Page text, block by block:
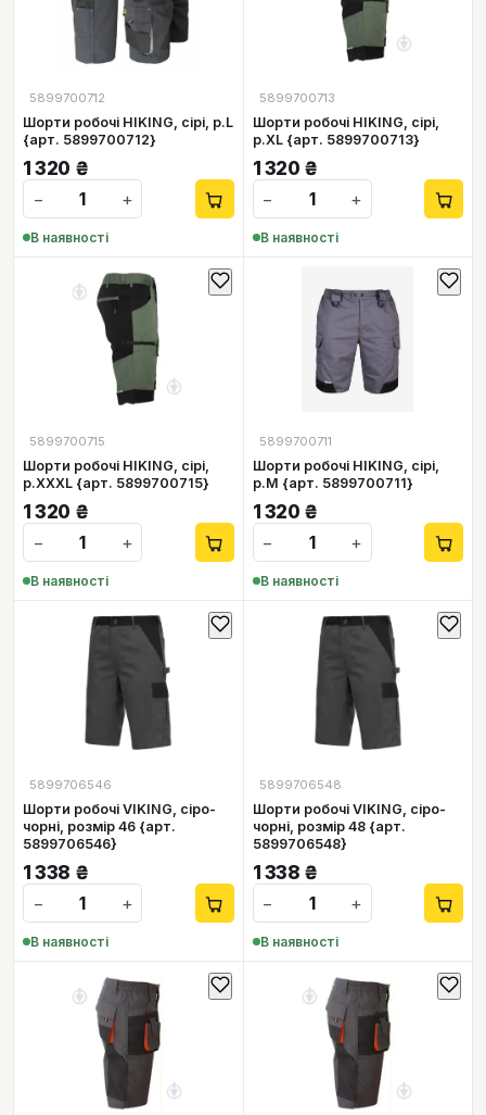
5899700712
Шорти робочі HIKING, сірі, p.L
{арт. 5899700712}
1 320 ₴
−
+
В наявності
5899700713
Шорти робочі HIKING, сірі,
p.XL {арт. 5899700713}
1 320 ₴
−
+
В наявності
5899700715
Шорти робочі HIKING, сірі,
p.XXXL {арт. 5899700715}
1 320 ₴
−
+
В наявності
5899700711
Шорти робочі HIKING, сірі,
р.M {арт. 5899700711}
1 320 ₴
−
+
В наявності
5899706546
Шорти робочі VIKING, сіро-
чорні, розмір 46 {арт.
5899706546}
1 338 ₴
−
+
В наявності
5899706548
Шорти робочі VIKING, сіро-
чорні, розмір 48 {арт.
5899706548}
1 338 ₴
−
+
В наявності